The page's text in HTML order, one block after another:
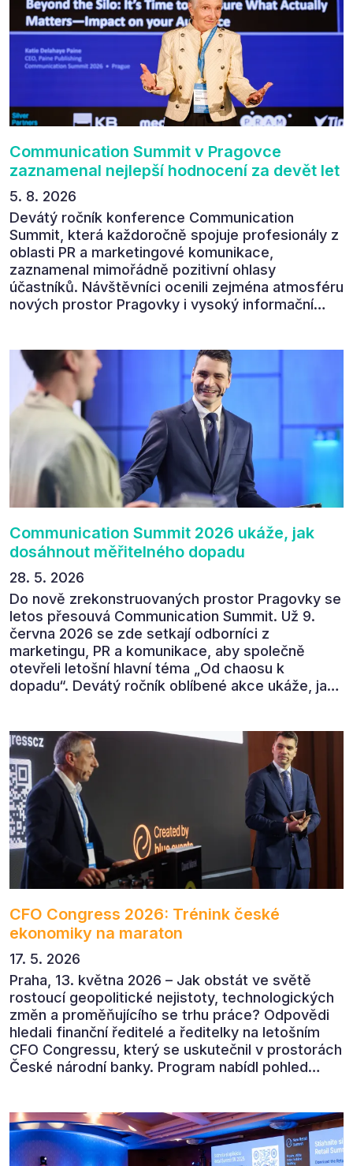
Communication Summit v Pragovce
zaznamenal nejlepší hodnocení za devět let
5. 8. 2026
Devátý ročník konference Communication
Summit, která každoročně spojuje profesionály z
oblasti PR a marketingové komunikace,
zaznamenal mimořádně pozitivní ohlasy
účastníků. Návštěvníci ocenili zejména atmosféru
nových prostor Pragovky i vysoký informační
zúčastnit i příštího ročníku. „Příjemná konference,
výborný program, hezké prostory, Daniel Stach
absolutně nejlepší moderátor!!!“ Tak shrnul
Communication Summit jeden z 330 účastníků ve
své zpětné vazbě. Ta potvrdila, co bylo slyšet i
cítit po celý 9. červen v Pragovce – že ročník s
tématem „Od chaosu k dopadu“ se skutečně
povedl.
Communication Summit 2026 ukáže, jak
dosáhnout měřitelného dopadu
28. 5. 2026
Do nově zrekonstruovaných prostor Pragovky se
letos přesouvá Communication Summit. Už 9.
června 2026 se zde setkají odborníci z
marketingu, PR a komunikace, aby společně
otevřeli letošní hlavní téma „Od chaosu k
dopadu“. Devátý ročník oblíbené akce ukáže, jak
CFO Congress 2026: Trénink české
ekonomiky na maraton
17. 5. 2026
Praha, 13. května 2026 – Jak obstát ve světě
rostoucí geopolitické nejistoty, technologických
změn a proměňujícího se trhu práce? Odpovědi
hledali finanční ředitelé a ředitelky na letošním
CFO Congressu, který se uskutečnil v prostorách
České národní banky. Program nabídl pohled
automatizaci, leadership i budoucnost role CFO.